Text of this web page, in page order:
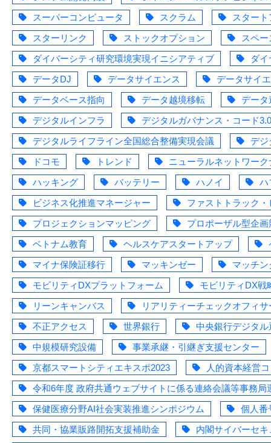
スーパーコンピュータ
スクラム
スター
スターリンク
ストックオプション
スペー
ダイバーシティ研究環境実現イニシアティブ
ダ
データDJ
データサイエンス
データサイ
データベース指向
データ越境移転
デー
デジタルインフラ
デジタルガバナンス・コード3.0
デジタルライフライン全国総合整備実現会議
デジ
ドコモ
トレンド
ニューラルネットワーク
ハッキング
バッテリー ハノイ
ハ
ビジネス化推進マネージャー
ファストトラック・
プロジェクションマッピング
プロポーザル型企
ベトナム教育
ヘルスケアスタートアップ
マイナ保険証移行
マッキンゼー
マッチ
モビリティDXプラットフォーム
モビリティDX戦
リーンキャンバス
リアリティーチェックオフィサ
不正アクセス
世界銀行
中央銀行デジタル
中規模研究設備
事業承継・引継ぎ支援センター
京都スマートシティエキスポ2023
人的資本経営
令和6年度 政府共通ウェブサイトに係る連絡会議等事務
保健医療分野AI社会実装推進シンポジウム
個人番
共同・協業販路開拓支援補助金
内閣サイバーセ